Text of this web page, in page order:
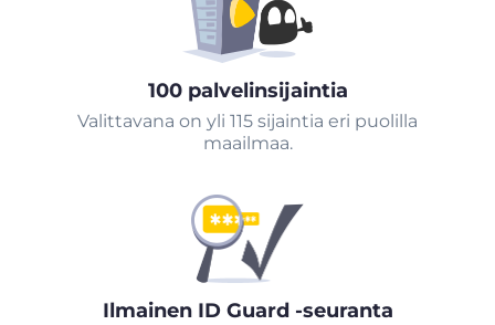
100 palvelinsijaintia
Valittavana on yli 115 sijaintia eri puolilla
maailmaa.
Ilmainen ID Guard -seuranta